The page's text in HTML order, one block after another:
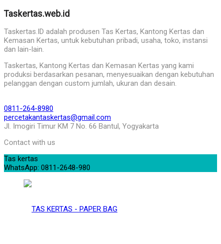
Taskertas.web.id
Taskertas.ID adalah produsen Tas Kertas, Kantong Kertas dan
Kemasan Kertas, untuk kebutuhan pribadi, usaha, toko, instansi
dan lain-lain.
Taskertas, Kantong Kertas dan Kemasan Kertas yang kami
produksi berdasarkan pesanan, menyesuaikan dengan kebutuhan
pelanggan dengan custom jumlah, ukuran dan desain.
0811-264-8980
percetakantaskertas@gmail.com
Jl. Imogiri Timur KM 7 No. 66 Bantul, Yogyakarta
Contact with us
Tas kertas
WhatsApp: 0811-2648-980